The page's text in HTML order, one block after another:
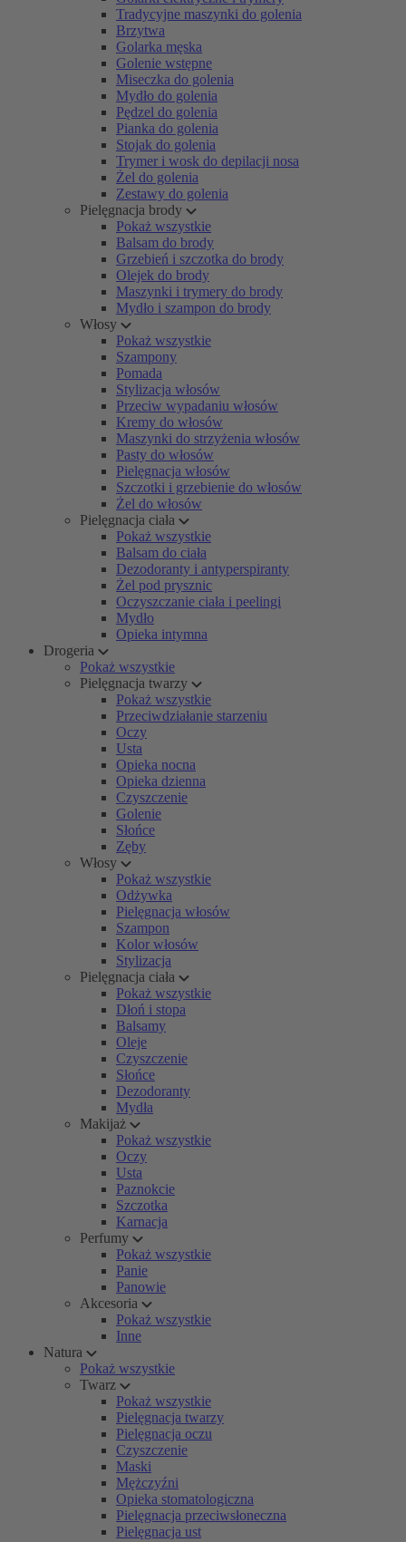
Tradycyjne maszynki do golenia
Brzytwa
Golarka męska
Golenie wstępne
Miseczka do golenia
Mydło do golenia
Pędzel do golenia
Pianka do golenia
Stojak do golenia
Trymer i wosk do depilacji nosa
Żel do golenia
Zestawy do golenia
Pielęgnacja brody
Pokaż wszystkie
Balsam do brody
Grzebień i szczotka do brody
Olejek do brody
Maszynki i trymery do brody
Mydło i szampon do brody
Włosy
Pokaż wszystkie
Szampony
Pomada
Stylizacja włosów
Przeciw wypadaniu włosów
Kremy do włosów
Maszynki do strzyżenia włosów
Pasty do włosów
Pielęgnacja włosów
Szczotki i grzebienie do włosów
Żel do włosów
Pielęgnacja ciała
Pokaż wszystkie
Balsam do ciała
Dezodoranty i antyperspiranty
Żel pod prysznic
Oczyszczanie ciała i peelingi
Mydło
Opieka intymna
Drogeria
Pokaż wszystkie
Pielęgnacja twarzy
Pokaż wszystkie
Przeciwdziałanie starzeniu
Oczy
Usta
Opieka nocna
Opieka dzienna
Czyszczenie
Golenie
Słońce
Zęby
Włosy
Pokaż wszystkie
Odżywka
Pielęgnacja włosów
Szampon
Kolor włosów
Stylizacja
Pielęgnacja ciała
Pokaż wszystkie
Dłoń i stopa
Balsamy
Oleje
Czyszczenie
Słońce
Dezodoranty
Mydła
Makijaż
Pokaż wszystkie
Oczy
Usta
Paznokcie
Szczotka
Karnacja
Perfumy
Pokaż wszystkie
Panie
Panowie
Akcesoria
Pokaż wszystkie
Inne
Natura
Pokaż wszystkie
Twarz
Pokaż wszystkie
Pielęgnacja twarzy
Pielęgnacja oczu
Czyszczenie
Maski
Mężczyźni
Opieka stomatologiczna
Pielęgnacja przeciwsłoneczna
Pielęgnacja ust